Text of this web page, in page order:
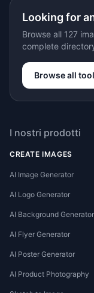
Looking for
Browse all 127
complete
Browse all
I nostri prodotti
CREATE IMAGES
AI Image Generator
AI Logo Generator
AI Background Generator
AI Flyer Generator
AI Poster Generator
AI Product Photography